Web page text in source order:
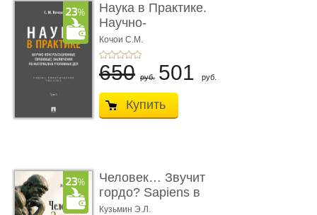
Наука в Практике.
Научно-
консультационные (пра
...
Кочои С.М.
650 руб. 501 руб.
Купить
Человек… Звучит
гордо? Sapiens в
тенётах социума � ...
Кузьмин Э.Л.